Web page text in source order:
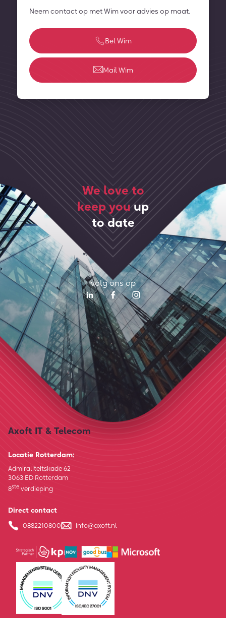
Neem contact op met Wim voor advies op maat.
Bel Wim
Mail Wim
We love to
keep youup
to date
volg ons op
Axoft IT & Telecom
Locatie Rotterdam:
Admiraliteitskade 62
3063 ED Rotterdam
8ste verdieping
Direct contact
0882210800 info@axoft.nl